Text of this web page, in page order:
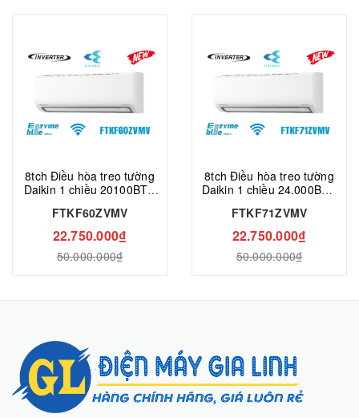
8tch Điều hòa treo tường
Daikin 1 chiều 20100BTU
FTKF60ZVMV
22.750.000₫
50.000.000₫
8tch Điều hòa treo tường
Daikin 1 chiều 24.000BTU
FTKF71ZVMV
22.750.000₫
50.000.000₫